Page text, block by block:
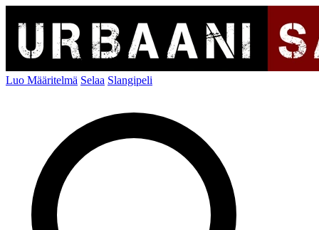
Luo Määritelmä Selaa Slangipeli